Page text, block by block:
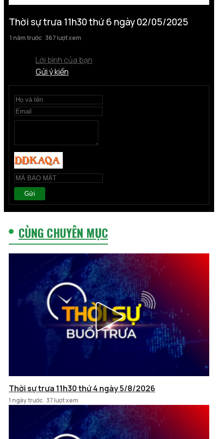
Thời sự trưa 11h30 thứ 6 ngày 02/05/2025
1 năm trước 367 lượt xem
Lời bình của bạn
Gửi ý kiến
Gửi
CÙNG CHUYÊN MỤC
Thời sự trưa 11h30 thứ 4 ngày 5/8/2026
1 ngày trước 37 lượt xem